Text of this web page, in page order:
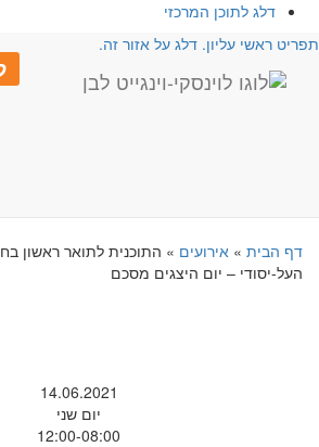
דלג לתוכן המרכזי
ראשי עליון. דלג על אזור זה.
דף הבית» אירועים» התוכנית לתואר ראשון
העל-יסודי – יום היצגים מסכם
14.06.2021
יום שני
12:00-08:00